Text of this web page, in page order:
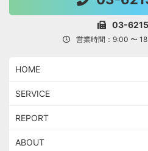
03-
営業時間：9:00 〜
HOME
SERVICE
REPORT
ABOUT